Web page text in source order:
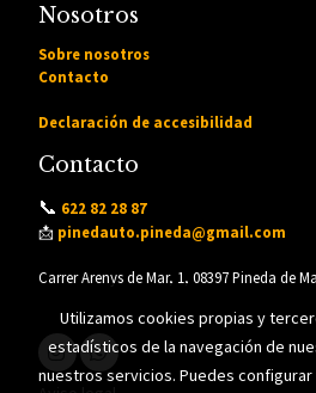
Nosotros
Sobre nosotros
Contacto
Declaración de accesibilidad
Contacto
📞 622 82 28 87
📩 pinedauto.pineda@gmail.com
Carrer Arenys de Mar, 1, 08397 Pineda de
Utilizamos cookies propias y
estadísticos de la navegación de
nuestros servicios. Puedes